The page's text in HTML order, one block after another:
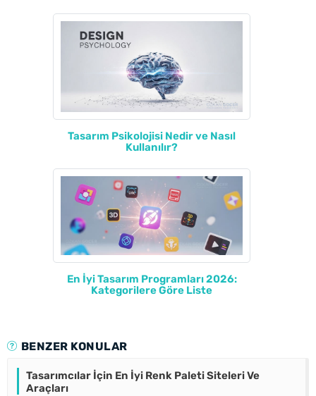
Tasarım Psikolojisi Nedir ve Nasıl
Kullanılır?
En İyi Tasarım Programları 2026:
Kategorilere Göre Liste
BENZER KONULAR
Tasarımcılar İçin En İyi Renk Paleti Siteleri Ve
Araçları